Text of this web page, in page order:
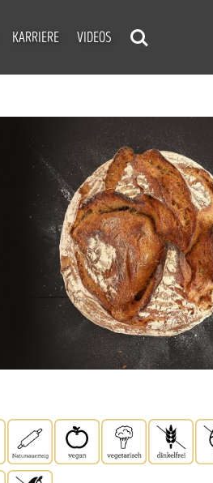
KARRIERE VIDEOS